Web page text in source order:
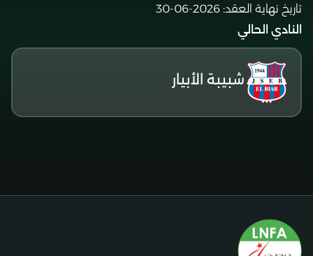
تاريخ نهاية العقد: 2026-06-30
النادي الحالي
شبيبة الأبيار